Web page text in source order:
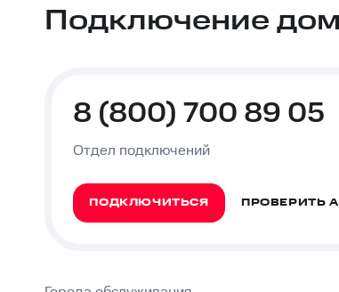
Подключение
8 (800) 700 89 05
Отдел подключений
ПОДКЛЮЧИТЬСЯ ПРОВЕРИТЬ